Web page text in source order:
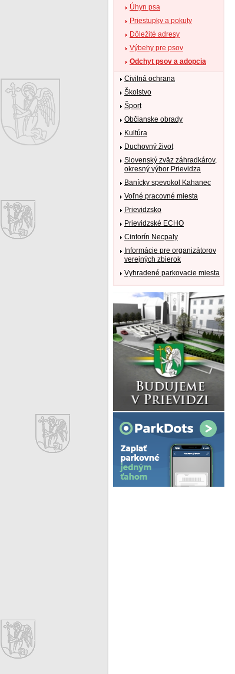
Úhyn psa
Priestupky a pokuty
Dôležité adresy
Výbehy pre psov
Odchyt psov a adopcia
Civilná ochrana
Školstvo
Šport
Občianske obrady
Kultúra
Duchovný život
Slovenský zväz záhradkárov,
okresný výbor Prievidza
Banícky spevokol Kahanec
Voľné pracovné miesta
Prievidzsko
Prievidzské ECHO
Cintorín Necpaly
Informácie pre organizátorov
verejných zbierok
Vyhradené parkovacie miesta